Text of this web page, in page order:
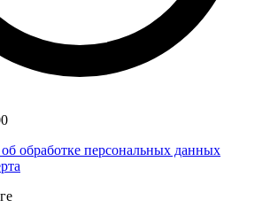
обработке персональных данных